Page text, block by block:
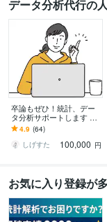
データ分析代行の
卒論もぜひ！統計、デー
タ分析サポートします 卒
論お困りの方！絶対卒業
したい！締切ギリギリで
も対応
4.9 (64)
しげすた
100,000 円
お気に入り登録が